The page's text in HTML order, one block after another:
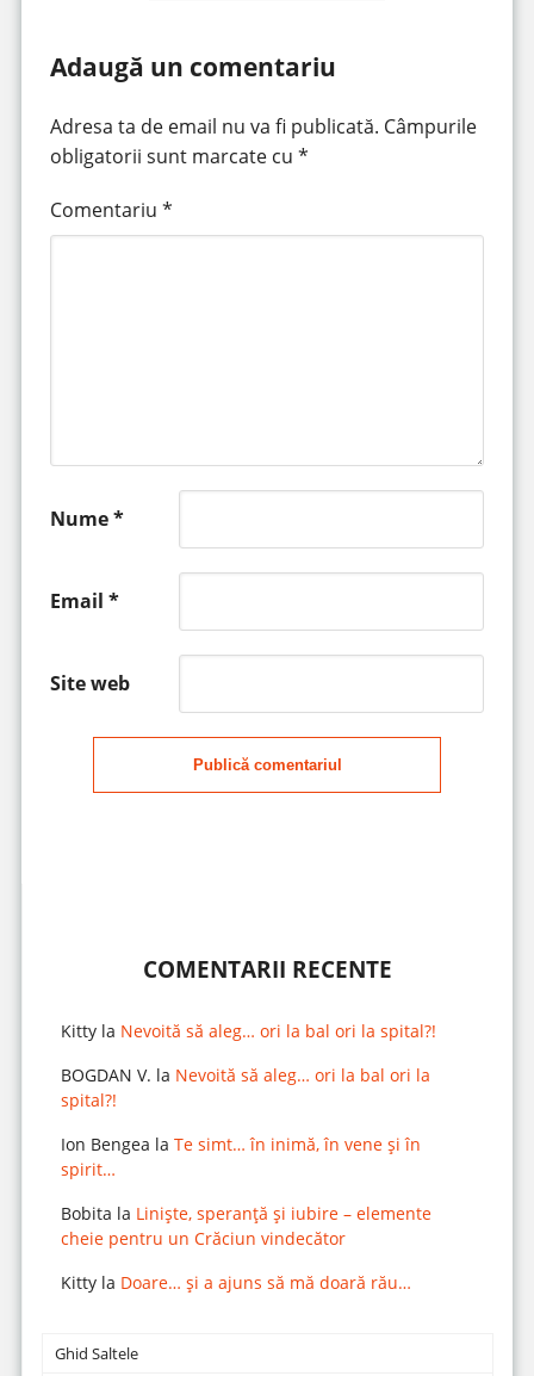
Adaugă un comentariu
Adresa ta de email nu va fi publicată. Câmpurile
obligatorii sunt marcate cu *
Comentariu *
Nume*
Email *
Site web
Publică comentariul
COMENTARII RECENTE
Kittyla Nevoită să aleg… ori la bal ori la spital?!
BOGDAN V. la Nevoită să aleg… ori la bal ori la
spital?!
Ion Bengea la Te simt… în inimă, în vene și în
spirit…
Bobita la Liniște, speranță și iubire – elemente
cheie pentru un Crăciun vindecător
Kittyla Doare… și a ajuns să mă doară rău…
Ghid Saltele